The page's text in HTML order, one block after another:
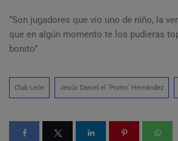
“Son jugadores que vio uno de niño, la
que en algún momento te los pudieras
bonito”
Club León Jesús Daniel el ´Primo´ Hernández